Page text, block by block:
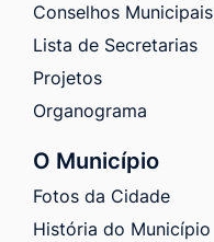
Conselhos Municipais
Lista de Secretarias
Projetos
Organograma
O Município
Fotos da Cidade
História do Município